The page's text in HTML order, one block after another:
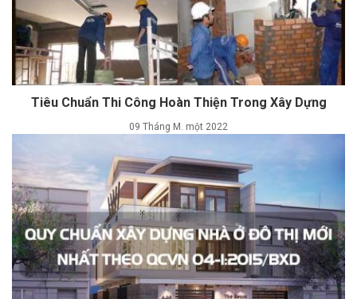
Tiêu Chuẩn Thi Công Hoàn Thiện Trong Xây Dựng
09 Tháng M. một 2022